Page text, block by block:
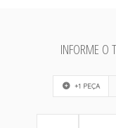
INFORME O
+1 PEÇA